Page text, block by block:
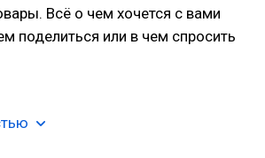
Всё о чем хочется с вами
поделиться или в чем спросить